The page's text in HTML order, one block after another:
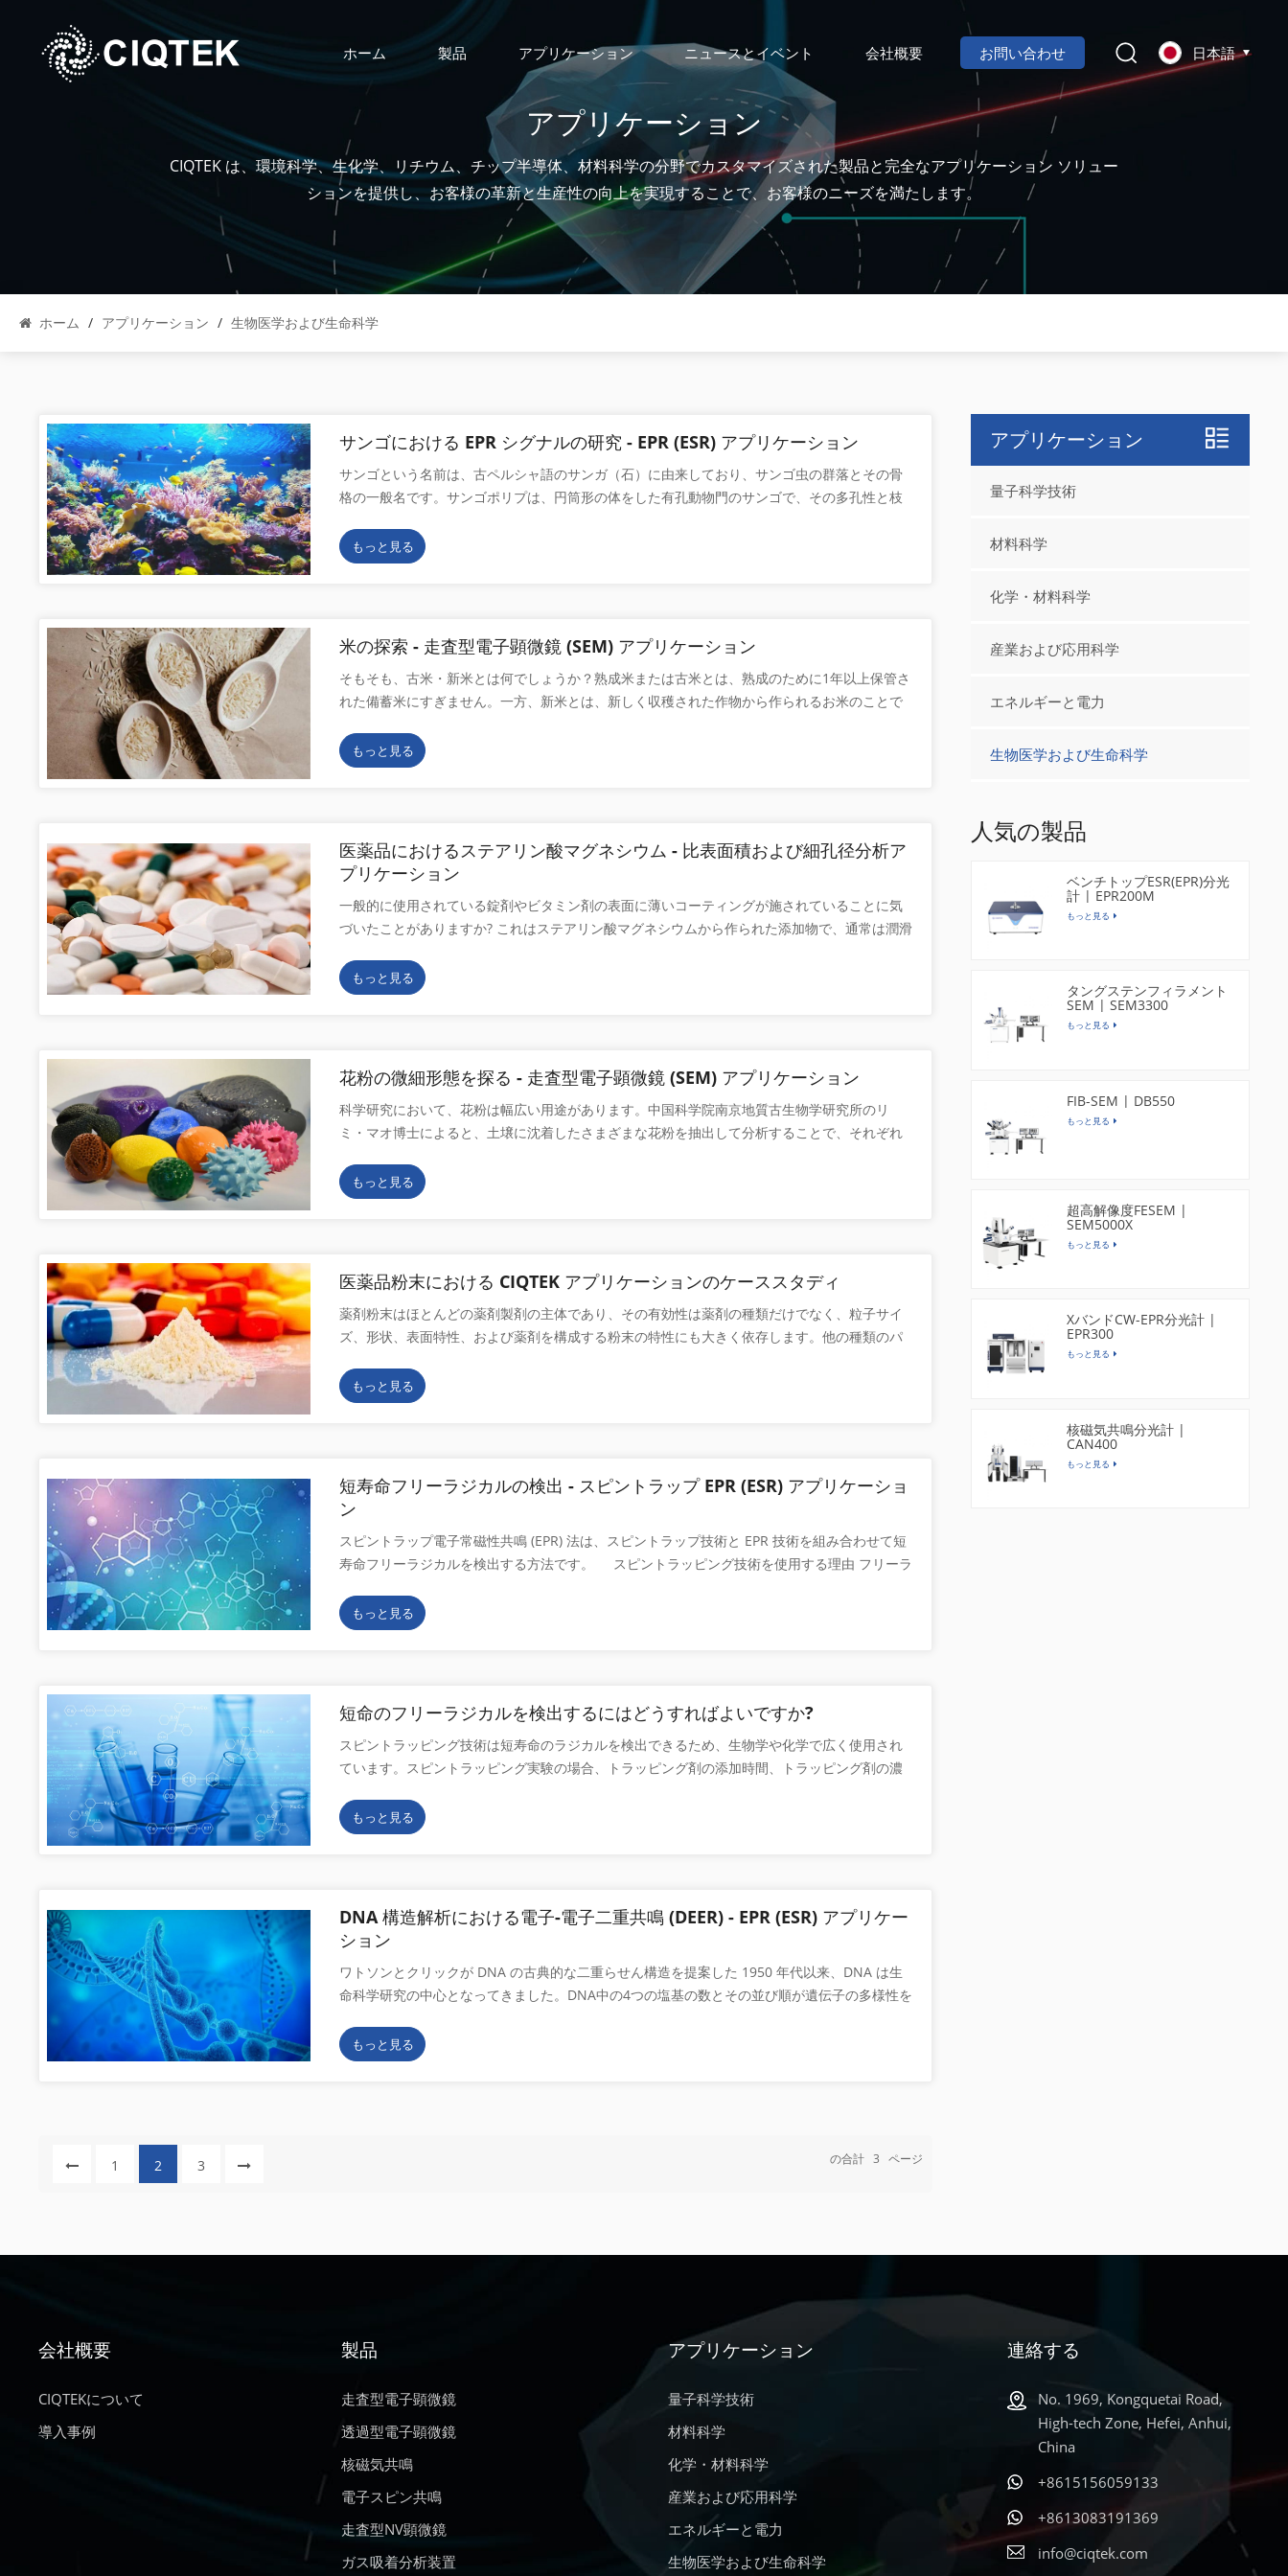
ホーム 製品 アプリケーション ニュースとイベント 会社概要 お問い合わせ 日本語
アプリケーション
CIQTEK は、環境科学、生化学、リチウム、チップ半導体、材料科学の分野でカスタマイズされた製品と完全なアプリケーション ソリュー
ションを提供し、お客様の革新と生産性の向上を実現することで、お客様のニーズを満たします。
ホーム / アプリケーション / 生物医学および生命科学
サンゴにおける EPR シグナルの研究 - EPR (ESR) アプリケーション
サンゴという名前は、古ペルシャ語のサンガ（石）に由来しており、サンゴ虫の群落とその骨
格の一般名です。サンゴポリプは、円筒形の体をした有孔動物門のサンゴで、その多孔性と枝
どの熱帯海域で産出されます。白サンゴの化学組成は主にCaCO 3であり 、炭酸塩型と呼ばれる
有機物を含んでいます。金珊瑚、青珊瑚、黒珊瑚はケラチン系と呼ばれるケラチンで構成され
サンゴ、4 ショットサンゴ、6 ショットサンゴ、8 ショットサンゴの 4 つに分類でき、現代サン
ゴは後者の 2 つのカテゴリがほとんどです。 サンゴは海洋環境を記録する重要な媒体であり、
古気候学、古代の海面変動、地殻変動などの研究において重要な意味を持っています。 電子常
磁性共鳴 (EPR または ESR) は、不対電子物質を研究するための重要なツールであり、可変磁場
能します。 現在、サンゴ分析における EPR の主な用途は、海洋環境分析と年代測定です。 た
とえば、サンゴの Mn 2+の EPR シグナルは 古気候に関連しています。Mn 2+の EPR シグナル
岩の年代測定や絶対年代測定にも使用できます。サンゴの EPR スペクトルには、サンプル内の
格子欠陥や不純物欠陥によってトラップされた不対電子の濃度、サンプルの鉱物および不純物
の組成に関する豊富な情報が含まれているため、サンプルの形成年代や結晶化状態に関する情
報が得られます。同時に取得できます。 次に、CIQTEK X バンド EPR (ESR) 分光計 EPR100 を
使用してサンゴ内の EPR 信号を分析し、サンゴ内の組成と欠陥空孔に関する情報を提供しま
す。 CIQTEK Xバンド EPR100 実験サンプル サンプルは南シナ海の白サンゴから採取され、
0.1 mol/L 希塩酸で処理され、乳鉢で粉砕され、ふるいにかけられ、60℃で乾燥され、約 70
もっと見る
米の探索 - 走査型電子顕微鏡 (SEM) アプリケーション
そもそも、古米・新米とは何でしょうか？熟成米または古米とは、熟成のために1年以上保管さ
れた備蓄米にすぎません。一方、新米とは、新しく収穫された作物から作られるお米のことで
米の内部の微細形態構造の変化です。 研究者らは、CIQTEK タングステンフィラメント走査電
子顕微鏡 SEM3100 を使用して新米と古米を分析しました。ミクロの世界でどう違うのか見て
胞はでんぷん粒を包み込んだ細長い多角柱状の細胞であり、胚乳細胞は胚乳の中心を同心円と
して放射状に扇状に配列しており、中心の胚乳細胞は外側の細胞に比べて小さかった。新米の
放射状扇形胚乳構造は古米に比べて顕著であった。 図2 新米と古米の中央胚乳の微細構造形態
さらにイネの中心部胚乳組織を拡大して観察したところ、熟成米では中心部の胚乳細胞がより
破壊され、デンプン粒が露出し、放射状に胚乳細胞がぼやけて配列していることが分かりまし
グの利点を利用して、胚乳細胞表面のタンパク質膜を高倍率で観察しました。図3からわかるよ
うに、新米の表面にはタンパク質の膜が観察できましたが、古米の表面のタンパク質の膜は破
一および複合アミロプラストが含まれています。単粒子アミロプラストは結晶性多面体であ
り、多くの場合、鈍い角と周囲のアミロプラストとの明らかな隙間を持つ単粒子の形をしてお
り、主に直鎖および分枝鎖アミロースによって形成される結晶領域と非晶質領域を含みます。
複雑な粒子のアミロプラストは角張った形状で、密に配置され、周囲のアミロプラストとしっ
かりと結合しています。高品質の米のでんぷん粒子は主に複雑な粒子として存在することが研
究によって示されています[3]。新米の胚乳細胞を観察すると、図4に示すように、でんぷん粒は
もっと見る
医薬品におけるステアリン酸マグネシウム - 比表面積および細孔径分析ア
プリケーション
一般的に使用されている錠剤やビタミン剤の表面に薄いコーティングが施されていることに気
づいたことがありますか? これはステアリン酸マグネシウムから作られた添加物で、通常は潤滑
テアリン酸マグネシウムとは何ですか? ステアリン酸マグネシウムは、医薬品賦形剤として広
く使用されています。ステアリン酸マグネシウム（C36H70MgO4）とパルミチン酸マグネシウ
も一般的に使用される潤滑剤の 1 つであり、優れた抗付着性、流動性向上、および潤滑性を備
えています。医薬品錠剤の製造にステアリン酸マグネシウムを添加すると、錠剤と打錠機のダ
イ間の摩擦が効果的に低減され、医薬品打錠機の打錠力が大幅に低減され、医薬品の一貫性と
品質管理が向上します。 ステアリン酸マグネシウム インターネットからの画像 潤滑剤とし
性が高く、付着力が大きくなり、混合プロセス中に粒子表面に均一に分布しやすくなります。
潤滑性が優れているほど。CIQTEK が自社開発した静的体積法に特化した表面および細孔径分析
で、高度に自動化されています。 ステアリン酸マグネシウムに対する比表面積の影響 研究で
は、潤滑剤の表面状態、粒子サイズ、表面積のサイズ、結晶の構造など、潤滑剤の物理的特性
も医薬品に大きな影響を与える可能性があることが指摘されています。ステアリン酸マグネシ
ウムは、粉砕、乾燥、保管すると元の物理的特性が変化し、潤滑機能に影響を与える可能性が
あります。 良質なステアリン酸マグネシウムは、低剪断層状構造 [1] を持ち、薬剤の有効成分
やその他の賦形剤と適切に混合することで、圧縮された粉末と型の壁の間に潤滑を与え、粉末
もっと見る
花粉の微細形態を探る - 走査型電子顕微鏡 (SEM) アプリケーション
科学研究において、花粉は幅広い用途があります。中国科学院南京地質古生物学研究所のリ
ミ・マオ博士によると、土壌に沈着したさまざまな花粉を抽出して分析することで、それぞれ
時。植物研究の分野では、花粉は主に体系的な分類法に顕微鏡的な参照証拠を提供します。さ
らに興味深いのは、花粉の証拠は犯罪捜査事件にも応用できることです。法医花粉学は、容疑
動研究の再構築に広く使用されています。人類の初期の農耕文明や生息地を探る考古学研究で
は、花粉は科学者が人類による初期の植物栽培の歴史、どのような食用作物が栽培されていた
かなどを理解するのに役立ちます。 図1 3D花粉モデル写真（リミ・マオ博士撮影、オリバ
ー・ウィルソン博士開発製品） 花粉の大きさは数ミクロンから200ミクロン以上までさまざま
す。花粉には、サイズ、形状、壁構造、装飾など、さまざまな形態があります。花粉の装飾
は、花粉を識別し区別するための重要な基礎の 1 つです。しかし、光学生物顕微鏡の分解能に
な画像を取得するために、高解像度と深い被写界深度を備えた走査型電子顕微鏡 (SEM) を使用
する必要があります。化石花粉の研究では、その花粉が属する特定の植物を特定することがで
き、当時の植生、環境、気候情報をより正確に理解することができます。 花粉の微細構造
最近、 研究者は CIQTEK タングステン フィラメント SEM3100 と CIQTEK フィールド エミッ
ション SEM5000 を使用して、さまざまな花粉を顕微鏡で観察しました。 図2 CIQTEKタングス
テンフィラメントSEM3100とフィールドエミッションSEM5000 1. 桜 花粉は球形～長楕円
形。3 つの細孔溝 (花粉が処理されていない場合、細孔は明白ではありません) により、溝は両
もっと見る
医薬品粉末における CIQTEK アプリケーションのケーススタディ
薬剤粉末はほとんどの薬剤製剤の主体であり、その有効性は薬剤の種類だけでなく、粒子サイ
ズ、形状、表面特性、および薬剤を構成する粉末の特性にも大きく依存します。他の種類のパ
圧縮などの粉末粒子の特性に関連しており、薬物の精製、加工、混合、生産、および包装能力
に重要な役割を果たします。医薬品。 さらに、薬物の有効性、溶解速度、生物学的利用能およ
が保証されます。しかし、比表面積が大きすぎると、より多くの水分が吸着されることにな
り、薬効の保存や安定性が損なわれます。したがって、医薬品粉末の比表面積を正確、迅速か
つ効果的に検査することは、医薬品研究において常に不可欠かつ重要な部分となっています。
医薬品粉末における CIQTEK アプリケーションのケーススタディ 私たちは、さまざまな薬物
粉末材料の実際の特性評価事例を組み合わせて、さまざまな薬物表面の物理的特性を特徴づけ
に関するいくつかの基本的な分析を行います。製薬業界の高品質な発展に貢献します。 V-
Sorb X800 シリーズの比表面積および細孔径分析装置は、高スループット、高速かつ経済的な
およびポロシメトリー分析装置 CIQTEK EASY-V シリーズ CIQTEK SEM 1、モンモリロナイ
ト分散液の走査型電子顕微鏡と比表面積・細孔径分析装置 モンモリロナイトはベントナイトの
精製と加工によって得られます。ベントナイトは、優れた吸着能力、陽イオン交換能力、吸水
膨張能力を備えた特殊な結晶構造により、薬理学において独特の利点を持っています。例:
API、医薬品合成、医薬品賦形剤など。 モンモリロナイトは層状構造をしており、比表面積が
大きいため、有害物質に対して強力な吸着効果を発揮します。消化管粘液タンパク質と静電気
もっと見る
短寿命フリーラジカルの検出 - スピントラップ EPR (ESR) アプリケーショ
ン
スピントラップ電子常磁性共鳴 (EPR) 法は、スピントラップ技術と EPR 技術を組み合わせて短
寿命フリーラジカルを検出する方法です。 スピントラッピング技術を使用する理由 フリーラ
つ原子または基です。それらは自然界に広く存在します。生物学、化学、医学などの学際的な
分野の発展に伴い、科学者たちは多くの病気がフリーラジカルに関連していることを発見しま
短寿命のフリーラジカルは、時間分解EPR技術または低温急速凍結技術によって研究できます
が、生体系のほとんどのフリーラジカルは濃度が低いため、上記の技術の実装は制限されま
す。 一方、スピントラッピング技術では、間接的な方法により室温で短寿命のフリーラジカル
を検出できます。 スピントラップ技術の基礎 スピントラップ実験では、スピントラップ (フ
プを追加した後、不安定なラジカルとトラップは、より安定した、または寿命の長いスピン付
加物を形成します。スピン付加物の EPR スペクトルを検出し、そのデータを処理および分析す
ているスピン トラップは主にニトロンまたはニトロソ化合物で、代表的なスピン トラップは
MNP (2-メチル-2-ニトロソプロパン ダイマー)、PBN (N-tert-ブチル α-フェニル ニトロン)、
DMPO (5,5-ジメチル-ニトロン) です。 1-ピロリン-N-オキシド)、その構造を図 2 に示します。
そして、優れたスピン トラップは 3 つの条件を満たす必要があります。 1. 不安定なフリーラ
ジカルを含むスピントラップによって形成されるスピン付加物は、本質的に安定であり、長寿
命である必要があります。 2. スピントラップおよびさまざまな不安定ラジカルによって形成さ
れるスピン付加物の EPR スペクトルは、容易に区別および識別可能である必要があります。 3.
もっと見る
短命のフリーラジカルを検出するにはどうすればよいですか?
スピントラッピング技術は短寿命のラジカルを検出できるため、生物学や化学で広く使用され
ています。スピントラッピング実験の場合、トラッピング剤の添加時間、トラッピング剤の濃
ります。したがって、異なるラジカルに対して、最良の実験結果を達成するには、捕捉剤を選
択し、合理的に実験スキームを設計する必要があります。 1.捕集剤と溶媒の選択 一般的な O
検出され、DMPO を使用して捕捉されます。DMPO は、数分から数十分の半減期で DMPO と
付加物を形成します。 スーパーオキシドアニオンラジカル ( ∙O 2 - ) スーパーオキシドアニオ
ン ラジカルの場合、捕捉剤として DMPO を選択した場合、検出はメタノール系で行う必要があ
ります。これは、水とDMPOの結合力が、スーパーオキシドラジカルとDMPOの結合力よりも
高いためである。水中にスーパーオキシドラジカルが検出された場合、水とDMPOの結合速度
ルは捕捉されにくくなります。もちろん、スーパーオキシドラジカルが大量に生成された場合
には、DMPO によって捕捉される可能性もあります。水溶液中でスーパーオキシドラジカルを
選択されます。その検出原理は図 1 に示されています。単線形状態酸素は TEMP を酸化して単
一重項酸素検出の仕組み 表 1 一般的な O 中心ラジカル検出捕捉剤と溶媒の選択 2、捕集剤
もっと見る
DNA 構造解析における電子-電子二重共鳴 (DEER) - EPR (ESR) アプリケー
ション
ワトソンとクリックが DNA の古典的な二重らせん構造を提案した 1950 年代以来、DNA は生
命科学研究の中心となってきました。DNA中の4つの塩基の数とその並び順が遺伝子の多様性を
て、研究により、人間の細胞には特別な 4 本鎖 DNA 構造である G 四重鎖が同定されていま
す。G 四重鎖は、グアニン (G ）、これは急速に分裂する細胞（例えば、癌細胞）に特に多く存
パルス双極子 EPR (PDEPR) 法は、構造生物学および化学生物学における構造決定のための信頼
ン)4 錯体が G 四重鎖に共有結合し、2 つの常磁性 Cu2+ 間の距離が測定されました。ダイマー
形成を研究するために、双極子間相互作用を検出することによって、π スタック G 四級モノマ
ーの α が測定されました。[Cu2+@A4] (TTLGGG) および [Cu2+@B4] (TLGGGG) は、異なる配
列を持つ 2 つのオリゴヌクレオチドであり、L はリガンドを示します。[Cu2+@A4]2 および
[Cu2+@B4]2 の DEER 結果を図 1 および図 2 に示します。 DEER 結果から、[Cu2+@A4]2 二量
体では、単一の二量体の平均距離がCu2+ -Cu2+ は dA=2.55 nm、G-quadruplex 3' 末端はテー
ル-テイルスタッキングにより G-quadruplex ダイマーを形成し、G-quadruplex ダイマー中の
2 つの Cu2+ スピンラベルの gz 軸は平行に並んでいます。[Cu2+@A4]2 π 積層距離は、
[Cu2+@A4]2 ダイマーと比較して長い (dB-dA = 0.66 nm)。各 [Cu2+@B4] モノマーには追加の
G テトラマーが含まれていることが確認され、その結果は予想される距離と完全に一致してい
ます。したがって、DEER 技術による距離測定により、異なる長さの G 四重鎖二量体を区別で
ミュレーション (赤線) (34 GHz、19 K)。(B) バックグラウンド補正後、フィールド位置の DEER
もっと見る
1 2 3 の合計 3 ページ
アプリケーション
量子科学技術
材料科学
化学・材料科学
産業および応用科学
エネルギーと電力
生物医学および生命科学
人気の製品
ベンチトップESR(EPR)分光
計 | EPR200M
もっと見る
タングステンフィラメント
SEM | SEM3300
もっと見る
FIB-SEM | DB550
もっと見る
超高解像度FESEM |
SEM5000X
もっと見る
XバンドCW-EPR分光計 |
EPR300
もっと見る
核磁気共鳴分光計 |
CAN400
もっと見る
会社概要
CIQTEKについて
導入事例
製品
走査型電子顕微鏡
透過型電子顕微鏡
核磁気共鳴
電子スピン共鳴
走査型NV顕微鏡
ガス吸着分析装置
アプリケーション
量子科学技術
材料科学
化学・材料科学
産業および応用科学
エネルギーと電力
生物医学および生命科学
連絡する
No. 1969, Kongquetai Road,
High-tech Zone, Hefei, Anhui,
China
+8615156059133
+8613083191369
info@ciqtek.com